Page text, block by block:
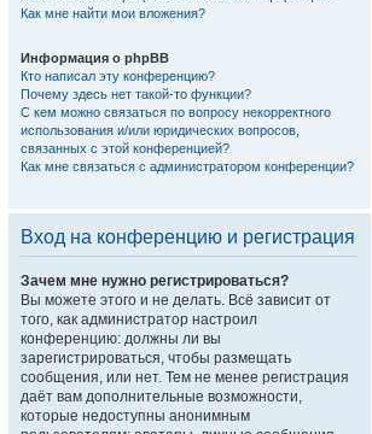
Как мне найти мои вложения?
Информация о phpBB
Кто написал эту конференцию?
Почему здесь нет такой-то функции?
С кем можно связаться по вопросу некорректного
использования и/или юридических вопросов,
связанных с этой конференцией?
Как мне связаться с администратором конференции?
Вход на конференцию и регистрация
Зачем мне нужно регистрироваться?
Вы можете этого и не делать. Всё зависит от
того, как администратор настроил
конференцию: должны ли вы
зарегистрироваться, чтобы размещать
сообщения, или нет. Тем не менее регистрация
даёт вам дополнительные возможности,
которые недоступны анонимным